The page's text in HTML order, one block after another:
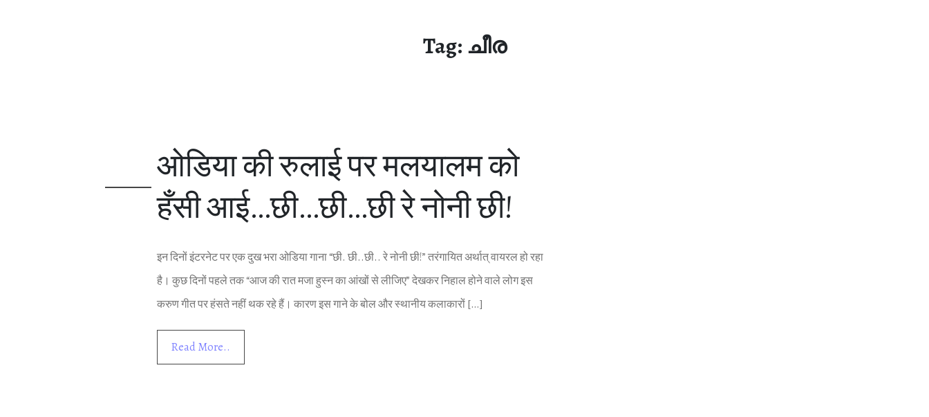
Tag: ചീര
ओडिया की रुलाई पर मलयालम को
हँसी आई…छी…छी…छी रे नोनी छी!
इन दिनों इंटरनेट पर एक दुख भरा ओडिया गाना “छी. छी..छी.. रे नोनी छी!” तरंगायित अर्थात् वायरल हो रहा
है। कुछ दिनों पहले तक “आज की रात मजा हुस्‍न का आंखों से लीजिए” देखकर निहाल होने वाले लोग इस
करुण गीत पर हंसते नहीं थक रहे हैं। कारण इस गाने के बोल और स्‍थानीय कलाकारों […]
Read More..